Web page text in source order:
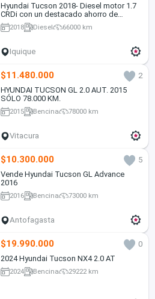
Hyundai Tucson 2018- Diesel motor 1.7
CRDi con un destacado ahorro de
combustible, en Excelente estado
2018 Diesel 66000 km
Iquique
$11.480.000
2
HYUNDAI TUCSON GL 2.0 AUT. 2015
SÓLO 78.000 KM.
2015 Bencina 78000 km
Vitacura
$10.300.000
5
Vende Hyundai Tucson GL Advance
2016
2016 Bencina 73000 km
Antofagasta
$19.990.000
0
2024 Hyundai Tucson NX4 2.0 AT
2024 Bencina 29222 km